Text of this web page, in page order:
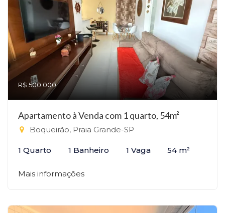
R$ 500.000
Apartamento à Venda com 1 quarto, 54m²
Boqueirão, Praia Grande-SP
1 Quarto 1 Banheiro 1 Vaga 54 m²
Mais informações